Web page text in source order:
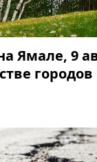
Ямале, 9
городов